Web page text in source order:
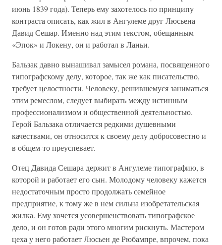
июнь 1839 года). Теперь ему захотелось по принципу
контраста описать, как жил в Ангулеме друг Люсьена
Давид Сешар. Именно над этим текстом, обещанным
«Эпок» и Локену, он и работал в Ланьи.
Бальзак давно вынашивал замысел романа, посвященного
типографскому делу, которое, так же как писательство,
требует целостности. Человеку, решившемуся заниматься
этим ремеслом, следует выбирать между истинным
профессионализмом и общественной деятельностью.
Герой Бальзака отличается редкими душевными
качествами, он относится к своему делу добросовестно и
в общем-то преуспевает.
Отец Давида Сешара держит в Ангулеме типографию, в
которой и работает его сын. Молодому человеку кажется
недостаточным просто продолжать семейное
предприятие, к тому же в нем сильна изобретательская
жилка. Ему хочется усовершенствовать типографское
дело, и он готов ради этого многим рискнуть. Мастером
цеха у него работает Люсьен де Рюбампре, впрочем, пока